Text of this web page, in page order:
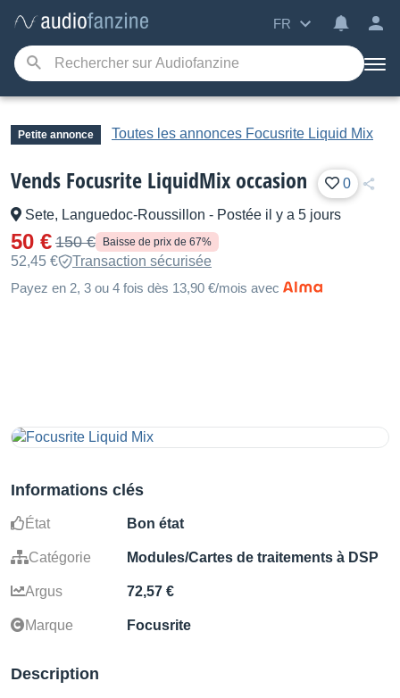
FR
Petite annonce Toutes les annonces Focusrite Liquid Mix
Vends Focusrite LiquidMix occasion 0
Sete, Languedoc-Roussillon - Postée il y a 5 jours
50 € 150 € Baisse de prix de 67%
52,45 €
Transaction sécurisée
Payez en 2, 3 ou 4 fois dès 13,90 €/mois avec
Informations clés
État Bon état
Catégorie Modules/Cartes de traitements à DSP
Argus 72,57 €
Marque Focusrite
Description